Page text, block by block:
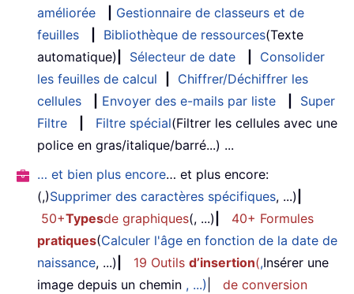
améliorée
Gestionnaire de classeurs et de
feuilles
Bibliothèque de ressources(Texte
automatique)
Sélecteur de date
Consolider
les feuilles de calcul
Chiffrer/Déchiffrer les
cellules
Envoyer des e-mails par liste
Super
Filtre
Filtre spécial(Filtrer les cellules avec une
police en gras/italique/barré...) ...
… et bien plus encore… et plus encore:
(,)Supprimer des caractères spécifiques, ...)
50+Typesde graphiques(, ...)
40+ Formules
pratiques(Calculer l'âge en fonction de la date de
naissance, ...) 19 Outils d’insertion(,Insérer une
image depuis un chemin , ...)
de conversion